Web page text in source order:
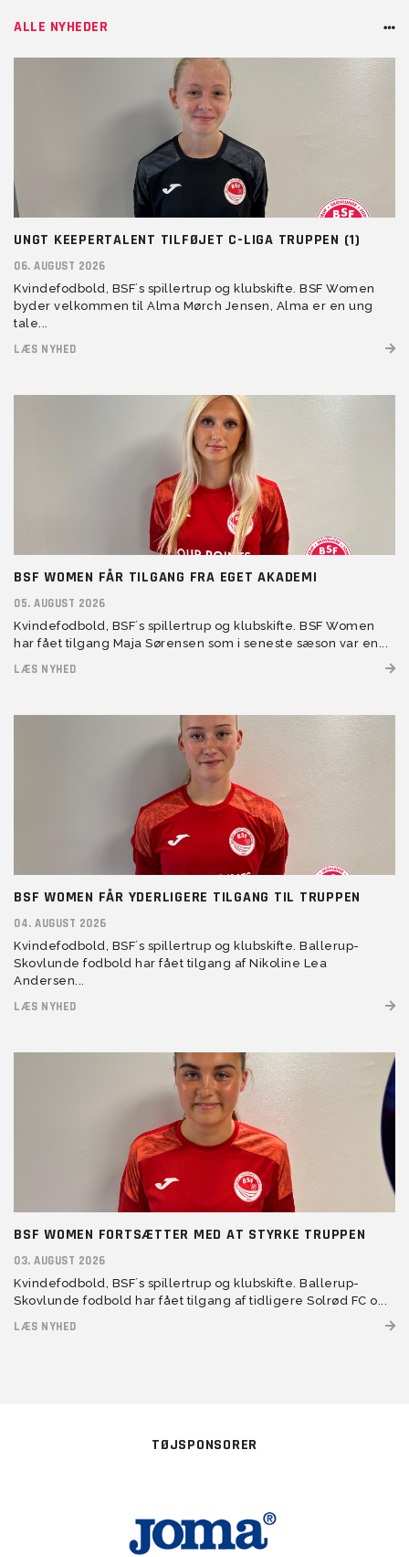
ALLE NYHEDER
UNGT KEEPERTALENT TILFØJET C-LIGA TRUPPEN (1)
06. AUGUST 2026
Kvindefodbold, BSF´s spillertrup og klubskifte. BSF Women
byder velkommen til Alma Mørch Jensen, Alma er en ung
tale...
LÆS NYHED
BSF WOMEN FÅR TILGANG FRA EGET AKADEMI
05. AUGUST 2026
Kvindefodbold, BSF´s spillertrup og klubskifte. BSF Women
har fået tilgang Maja Sørensen som i seneste sæson var en...
LÆS NYHED
BSF WOMEN FÅR YDERLIGERE TILGANG TIL TRUPPEN
04. AUGUST 2026
Kvindefodbold, BSF´s spillertrup og klubskifte. Ballerup-
Skovlunde fodbold har fået tilgang af Nikoline Lea
Andersen...
LÆS NYHED
BSF WOMEN FORTSÆTTER MED AT STYRKE TRUPPEN
03. AUGUST 2026
Kvindefodbold, BSF´s spillertrup og klubskifte. Ballerup-
Skovlunde fodbold har fået tilgang af tidligere Solrød FC o...
LÆS NYHED
TØJSPONSORER